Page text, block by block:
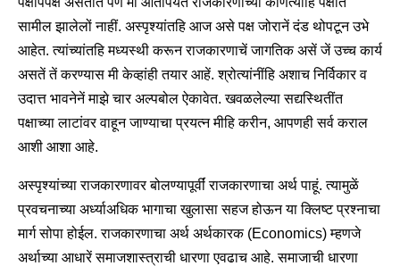
सामील झालेलों नाहीं. अस्पृश्यांतहि आज असे पक्ष जोरानें दंड थोपटून उभे
आहेत. त्यांच्यांतहि मध्यस्थी करून राजकारणाचें जागतिक असें जें उच्च कार्य
असतें तें करण्यास मी केव्हांही तयार आहें. श्रोत्यांनींहि अशाच निर्विकार व
उदात्त भावनेनें माझे चार अल्पबोल ऐकावेत. खवळलेल्या सद्यस्थितींत
पक्षाच्या लाटांवर वाहून जाण्याचा प्रयत्न मीहि करीन, आपणही सर्व कराल
आशी आशा आहे.
अस्पृश्यांच्या राजकारणावर बोलण्यापूर्वीं राजकारणाचा अर्थ पाहूं. त्यामुळें
प्रवचनाच्या अर्ध्याअधिक भागाचा खुलासा सहज होऊन या क्लिष्ट प्रश्नाचा
मार्ग सोपा होईल. राजकारणाचा अर्थ अर्थकारक (Economics) म्हणजे
अर्थाच्या आधारें समाजशास्त्राची धारणा एवढाच आहे. समाजाची धारणा